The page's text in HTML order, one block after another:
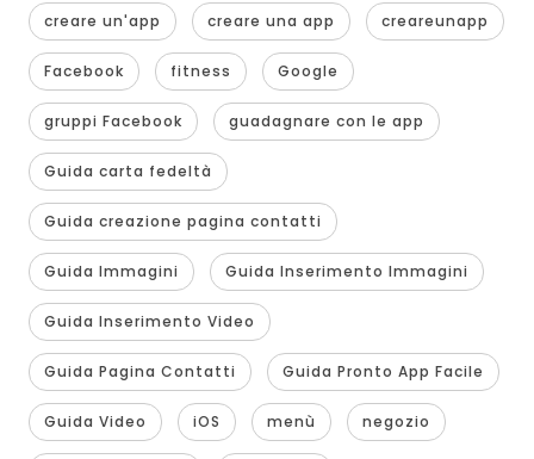
creare un'app creare una app creareunapp
Facebook fitness Google
gruppi Facebook guadagnare con le app
Guida carta fedeltà
Guida creazione pagina contatti
Guida Immagini Guida Inserimento Immagini
Guida Inserimento Video
Guida Pagina Contatti Guida Pronto App Facile
Guida Video iOS menù negozio